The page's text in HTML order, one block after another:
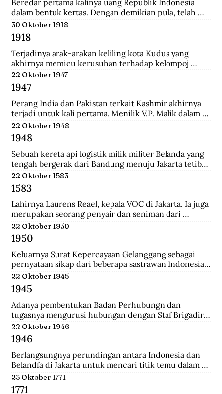
Presiden No.14 Tahun 1967 tentang perayaan
masyarakat Tionghoa.
Beredar pertama kalinya uang Republik Indonesia
dalam bentuk kertas. Dengan demikian pula, telah
diresmikan bahwa uang Jepang dan Javasche Bank
tidak berlaku lagi.
30 Oktober 1918
1918
Terjadinya arak-arakan keliling kota Kudus yang
akhirnya memicu kerusuhan terhadap kelompoj
Tionghoa disana.
22 Oktober 1947
1947
Perang India dan Pakistan terkait Kashmir akhirnya
terjadi untuk kali pertama. Menilik V.P. Malik dalam
Kargil from Surprise to Victory, Perang Indo-Pakistani
I itu membawa korban 1.104 jiwa di pihak India dan
6.000 di pihak Pakistan.
22 Oktober 1948
1948
Sebuah kereta api logistik milik militer Belanda yang
tengah bergerak dari Bandung menuju Jakarta tetiba
terguling di kawasan Bendul. Sejumlah penumpang
tewas seketika dan puluhan lainya mengalami luka-
luka.
22 Oktober 1583
1583
Lahirnya Laurens Reael, kepala VOC di Jakarta. Ia juga
merupakan seorang penyair dan seniman dari
Belanda.
22 Oktober 1950
1950
Keluarnya Surat Kepercayaan Gelanggang sebagai
pernyataan sikap dari beberapa sastrawan Indonesia
yang menginginkan untuk menjaga kebudayaan
Indonesia diantaranya Asrul Sani dan Rivai Apin.
Sehingga revolusi harus mempunyai nilai baru yang
bisa menjadi kebudayaan rayat dengan sifatnya
sendiri.
22 Oktober 1945
1945
Adanya pembentukan Badan Perhubungn dan
tugasnya mengurusi hubungan dengan Staf Brigadir
Jenderal N Mac Donalnd, Komandan Brigade Infanteri
India ke 37 yang menjadi penguasa tertinggi di
Bandung. Melalui badan ini, Inggris meminta
Indonesia sepakat mengumpulkan seluruh
persenjataan untuk diserahakan kepadanya namun
ditolak dengan semangat revolusi.
22 Oktober 1946
1946
Berlangsungnya perundingan antara Indonesia dan
Belandfa di Jakarta untuk mencari titik temu dalam
penyelesaian masalah kedua negara. Namun gagal dan
dilanjutkan pada perundingan Linggarjati di Cirebon.
23 Oktober 1771
1771